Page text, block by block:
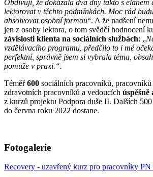
Obdivuji, že dokázala dva dny takto s elánem
lektorovat v těchto podmínkách. Moc rád
absolvovat osobní formou“. A že nadšení
jen z osoby lektora, o tom svědčí hodnocení
závislosti klienta na sociálních službách: „
vzdělávacího programu, předčilo to i mé
perfektní, správně jsem si vybrala téma,
pomůže v praxi.“.
Téměř600 sociálních pracovníků,
zdravotních pracovníků a vedoucích úspěšně
z kurzů projektu Podpora duše II. Dalších
do června roku 2022 dostane.
Fotogalerie
Recovery - uzavřený kurz pro pracovníky PN